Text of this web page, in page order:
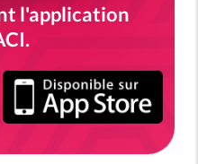
l'application